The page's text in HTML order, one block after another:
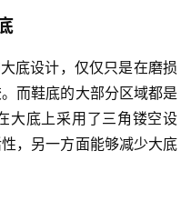
底设计，仅仅只是在磨损
而鞋底的大部分区域都是
大底上采用了三角镂空设
，另一方面能够减少大底